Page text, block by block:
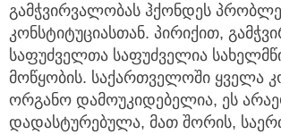
გამჭვირვალობას ჰქონდეს
კონსტიტუციასთან. პირიქით,
საფუძველთა საფუძველია
მოწყობის. საქართველოში ყველა
ორგანო დამოუკიდებელია, ეს
დადასტურებულა, მათ შორის,